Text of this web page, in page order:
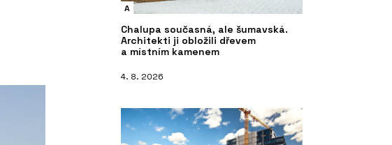
A
Chalupa současná, ale šumavská.
Architekti ji obložili dřevem
a místním kamenem
4. 8. 2026